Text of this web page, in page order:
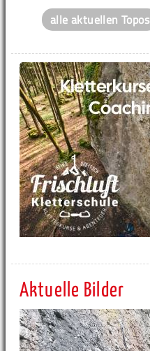
alle aktuellen Topos
Aktuelle Bilder